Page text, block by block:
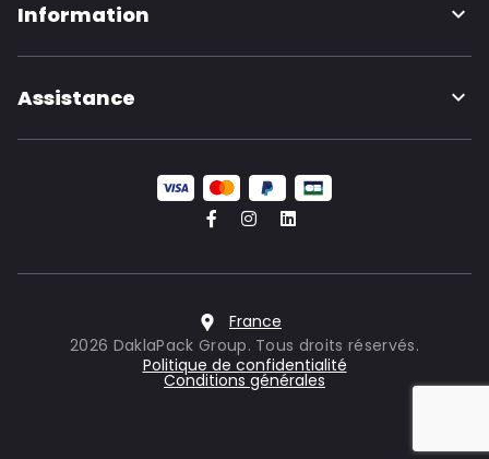
Information
Assistance
France
2026 DaklaPack Group. Tous droits réservés.
Politique de confidentialité
Conditions générales